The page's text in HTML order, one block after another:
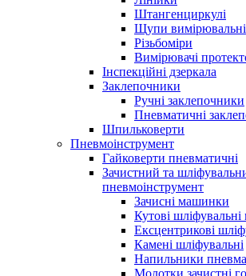
Штангенциркулі
Щупи вимірювальні
Різьбоміри
Вимірювачі
Інспекційні дзеркала
Заклепочники
Ручні заклепочники
Пневматичні
Шпильковерти
Пневмоінструмент
Гайковерти пневматичні
Зачистний та
пневмоінструмент
Зачисні машинки
Кутові
Ексцентрикові
Камені шліфувальні
Напильники
Молотки зачистні